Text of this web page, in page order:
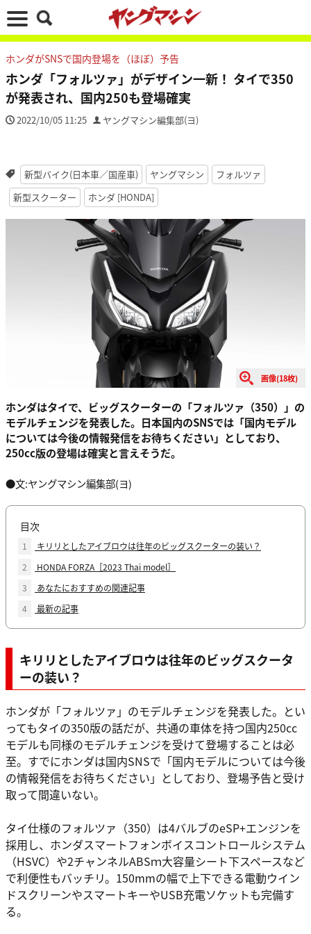
ホンダがSNSで国内登場を（ほぼ）予告
ホンダ「フォルツァ」がデザイン一新！ タイで350
が発表され、国内250も登場確実
2022/10/05 11:25 ヤングマシン編集部(ヨ)
新型バイク(日本車／国産車) ヤングマシン
フォルツァ
新型スクーター
ホンダ [HONDA]
画像(18枚)
ホンダはタイで、ビッグスクーターの「フォルツァ（350）」の
モデルチェンジを発表した。日本国内のSNSでは「国内モデル
については今後の情報発信をお待ちください」としており、
250cc版の登場は確実と言えそうだ。
●文:ヤングマシン編集部(ヨ)
目次
1
キリリとしたアイブロウは往年のビッグスクーターの装い？
2
HONDA FORZA［2023 Thai model］
3
あなたにおすすめの関連記事
4
最新の記事
キリリとしたアイブロウは往年のビッグスクータ
ーの装い？
ホンダが「フォルツァ」のモデルチェンジを発表した。とい
ってもタイの350版の話だが、共通の車体を持つ国内250cc
モデルも同様のモデルチェンジを受けて登場することは必
至。すでにホンダは国内SNSで「国内モデルについては今後
の情報発信をお待ちください」としており、登場予告と受け
取って間違いない。
タイ仕様のフォルツァ（350）は4バルブのeSP+エンジンを
採用し、ホンダスマートフォンボイスコントロールシステム
（HSVC）や2チャンネルABSｍ大容量シート下スペースなど
で利便性もバッチリ。150mmの幅で上下できる電動ウイン
ドスクリーンやスマートキーやUSB充電ソケットも完備す
る。